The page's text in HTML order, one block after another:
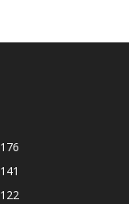
176
141
122